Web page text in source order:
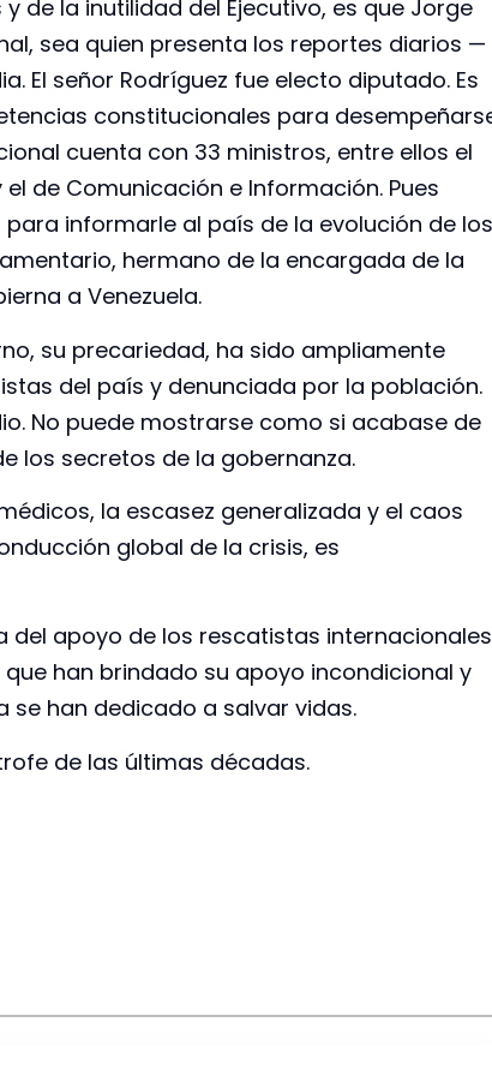
de la inutilidad del Ejecutivo, es que Jorge
sea quien presenta los reportes diarios —
El señor Rodríguez fue electo diputado. Es
constitucionales para
cuenta con 33 ministros, entre ellos el
de Comunicación e Información. Pues
informarle al país de la evolución de los
hermano de la encargada de la
a Venezuela.
su precariedad, ha sido ampliamente
del país y denunciada por la población.
No puede mostrarse como si acabase de
los secretos de la gobernanza.
la escasez generalizada y el caos
global de la crisis, es
apoyo de los rescatistas internacionales
han brindado su apoyo incondicional y
han dedicado a salvar vidas.
de las últimas décadas.